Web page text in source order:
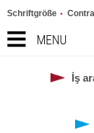
MENU
Schriftgröße
İş